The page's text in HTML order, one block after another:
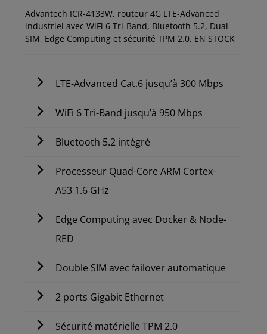
Advantech ICR-4133W, routeur 4G LTE-Advanced
industriel avec WiFi 6 Tri-Band, Bluetooth 5.2, Dual
SIM, Edge Computing et sécurité TPM 2.0. EN STOCK
LTE-Advanced Cat.6 jusqu’à 300 Mbps
WiFi 6 Tri-Band jusqu’à 950 Mbps
Bluetooth 5.2 intégré
Processeur Quad-Core ARM Cortex-
A53 1.6 GHz
Edge Computing avec Docker & Node-
RED
Double SIM avec failover automatique
2 ports Gigabit Ethernet
Sécurité matérielle TPM 2.0